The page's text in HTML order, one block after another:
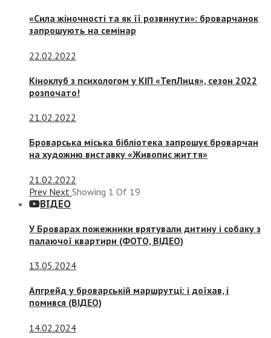
«Сила жіночності та як її розвинути»: броварчанок
запрошують на семінар
22.02.2022
Кіноклуб з психологом у КІП «ТепЛиця», сезон 2022
розпочато!
21.02.2022
Броварська міська бібліотека запрошує броварчан
на художню виставку «Живопис життя»
21.02.2022
Prev Next Showing 1 Of 19
ВІДЕО
У Броварах пожежники врятували дитину і собаку з
палаючої квартири (ФОТО, ВІДЕО)
13.05.2024
Апгрейд у броварській маршрутці: і доїхав, і
помився (ВІДЕО)
14.02.2024